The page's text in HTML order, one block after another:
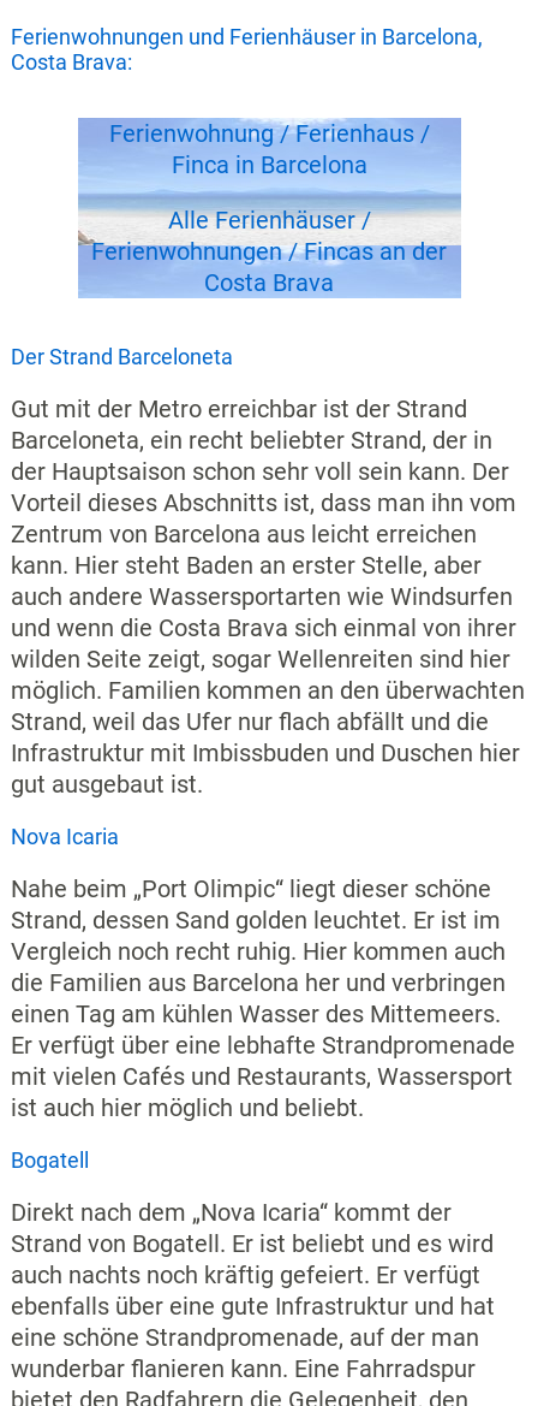
Ferienwohnungen und Ferienhäuser in Barcelona,
Costa Brava:
Ferienwohnung / Ferienhaus /
Finca in Barcelona
Alle Ferienhäuser /
Ferienwohnungen / Fincas an der
Costa Brava
Der Strand Barceloneta
Gut mit der Metro erreichbar ist der Strand
Barceloneta, ein recht beliebter Strand, der in
der Hauptsaison schon sehr voll sein kann. Der
Vorteil dieses Abschnitts ist, dass man ihn vom
Zentrum von Barcelona aus leicht erreichen
kann. Hier steht Baden an erster Stelle, aber
auch andere Wassersportarten wie Windsurfen
und wenn die Costa Brava sich einmal von ihrer
wilden Seite zeigt, sogar Wellenreiten sind hier
möglich. Familien kommen an den überwachten
Strand, weil das Ufer nur flach abfällt und die
Infrastruktur mit Imbissbuden und Duschen hier
gut ausgebaut ist.
Nova Icaria
Nahe beim „Port Olimpic“ liegt dieser schöne
Strand, dessen Sand golden leuchtet. Er ist im
Vergleich noch recht ruhig. Hier kommen auch
die Familien aus Barcelona her und verbringen
einen Tag am kühlen Wasser des Mittemeers.
Er verfügt über eine lebhafte Strandpromenade
mit vielen Cafés und Restaurants, Wassersport
ist auch hier möglich und beliebt.
Bogatell
Direkt nach dem „Nova Icaria“ kommt der
Strand von Bogatell. Er ist beliebt und es wird
auch nachts noch kräftig gefeiert. Er verfügt
ebenfalls über eine gute Infrastruktur und hat
eine schöne Strandpromenade, auf der man
wunderbar flanieren kann. Eine Fahrradspur
bietet den Radfahrern die Gelegenheit, den